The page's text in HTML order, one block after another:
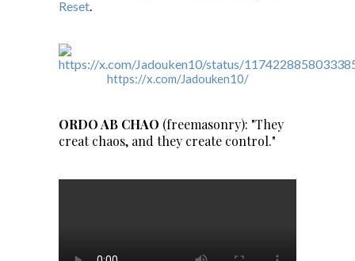
Reset.
https://x.com/Jadouken10/
ORDO AB CHAO (freemasonry): "They
creat chaos, and they create control."